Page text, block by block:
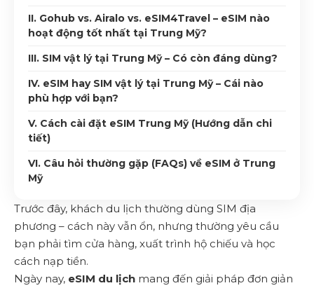
II. Gohub vs. Airalo vs. eSIM4Travel – eSIM nào
hoạt động tốt nhất tại Trung Mỹ?
III. SIM vật lý tại Trung Mỹ – Có còn đáng dùng?
IV. eSIM hay SIM vật lý tại Trung Mỹ – Cái nào
phù hợp với bạn?
V. Cách cài đặt eSIM Trung Mỹ (Hướng dẫn chi
tiết)
VI. Câu hỏi thường gặp (FAQs) về eSIM ở Trung
Mỹ
Trước đây, khách du lịch thường dùng SIM địa
phương – cách này vẫn ổn, nhưng thường yêu cầu
bạn phải tìm cửa hàng, xuất trình hộ chiếu và học
cách nạp tiền.
Ngày nay, eSIM du lịch mang đến giải pháp đơn giản